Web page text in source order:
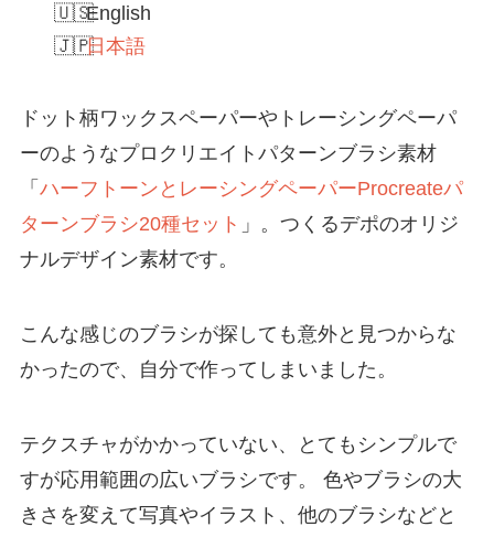
English
日本語
ドット柄ワックスペーパーやトレーシングペーパ
ーのようなプロクリエイトパターンブラシ素材
「 ハーフトーンとレーシングペーパーProcreateパ
ターンブラシ20種セット 」。つくるデポのオリジ
ナルデザイン素材です。
こんな感じのブラシが探しても意外と見つからな
かったので、自分で作ってしまいました。
テクスチャがかかっていない、とてもシンプルで
すが応用範囲の広いブラシです。 色やブラシの大
きさを変えて写真やイラスト、他のブラシなどと